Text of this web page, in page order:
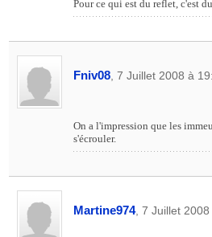
Pour ce qui est du reflet, c'est
Fniv08 , 7 Juillet 2008 à
On a l'impression que les
s'écrouler.
Martine974, 7 Juillet